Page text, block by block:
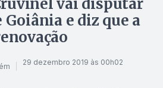
vai disputar
e diz que a
29 dezembro 2019 às 00h02